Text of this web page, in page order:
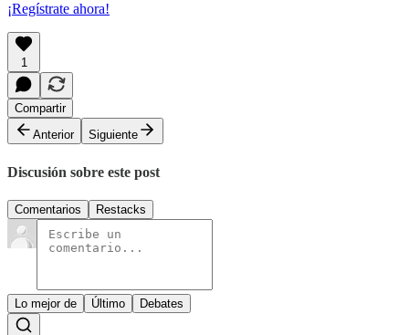
¡Regístrate ahora!
1
Compartir
Anterior
Siguiente
Discusión sobre este post
Comentarios Restacks
Lo mejor de Último Debates